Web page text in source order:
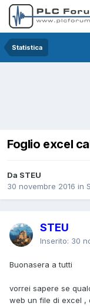
Statistica
Foglio excel
Da STEU
30 novembre 2016 in
STEU
Inserito: 30
Buonasera a tutti
vorrei sapere se
web un file di excel ,